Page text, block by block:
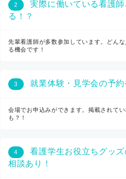
2
実際に働いている看護
る！？
先輩看護師が多数参加しています。どん
る機会です！
3 就業体験・見学会の予約
会場でお申込みができます。掲載されて
も？！
4
看護学生お役立ちグッ
相談あり！